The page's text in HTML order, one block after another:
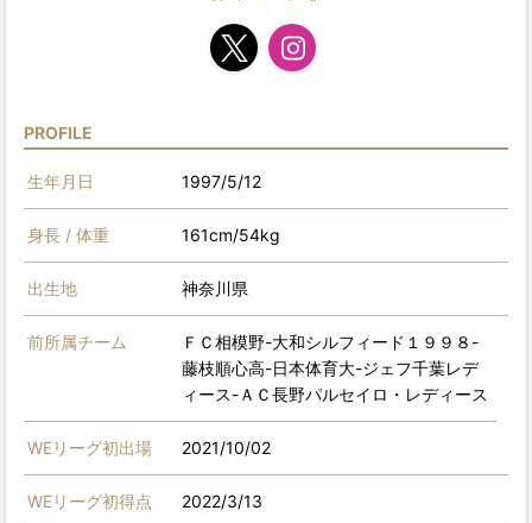
PROFILE
生年月日 1997/5/12
身長 / 体重 161cm/54kg
出生地 神奈川県
前所属チーム
ＦＣ相模野-大和シルフィード１９９８-
藤枝順心高-日本体育大-ジェフ千葉レデ
ィース-ＡＣ長野パルセイロ・レディース
WEリーグ初出場 2021/10/02
WEリーグ初得点 2022/3/13